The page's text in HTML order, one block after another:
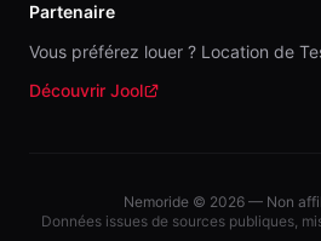
Partenaire
Vous préférez louer ? Location de
Découvrir Jool
(nouvelle fenêtre)
Nemoride © 2026 — Non
Données issues de sources publiques,